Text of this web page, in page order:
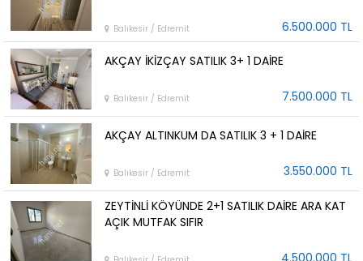
Balıkesir / Edremit 6.500.000 TL
AKÇAY İKİZÇAY SATILIK 3+ 1 DAİRE
Balıkesir / Edremit 7.500.000 TL
AKÇAY ALTINKUM DA SATILIK 3 + 1 DAİRE
Balıkesir / Edremit 3.550.000 TL
ZEYTİNLİ KÖYÜNDE 2+1 SATILIK DAİRE ARA KAT
AÇIK MUTFAK SIFIR
4.500.000 TL